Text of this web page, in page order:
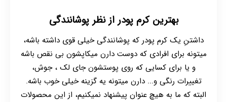
بهترین کرم پودر از نظر پوشانندگی
داشتنِ یک کرم پودر که پوشانندگی خیلی قوی داشته باشه،
میتونه برای افرادی که دوست دارن میکاپشون بی نقص باشه
و یا برای کسایی که روی پوستشون جای لک ، جوش،
تغییرات رنگی و... دارن میتونه یه گزینه خیلی خوب باشه.
البته که ما به هیچ عنوان پیشنهاد نمیکنیم، از این محصولات